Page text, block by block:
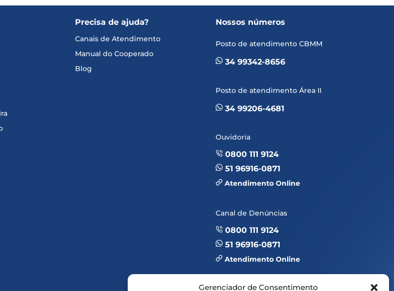
Gerenciador de Consentimento
Precisa de ajuda?
Canais de Atendimento
Manual do Cooperado
Blog
Nossos números
Posto de atendimento CBMM
34 99342-8656
Posto de atendimento Área II
34 99206-4681
Ouvidoria
0800 111 9124
51 96916-0871
Atendimento Online
Canal de Denúncias
0800 111 9124
51 96916-0871
Atendimento Online
E-mail de contato